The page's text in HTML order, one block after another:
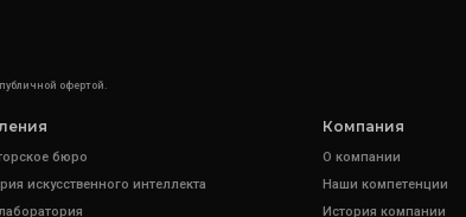
офертой.
бюро
искусственного интеллекта
Компания
О компании
Наши компетенции
История компании